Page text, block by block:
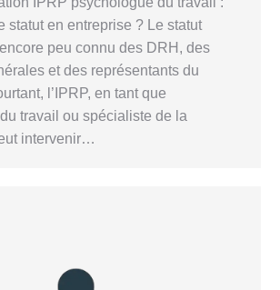
statut en entreprise ? Le statut
peu connu des DRH, des
et des représentants du
l’IPRP, en tant que
travail ou spécialiste de la
intervenir…